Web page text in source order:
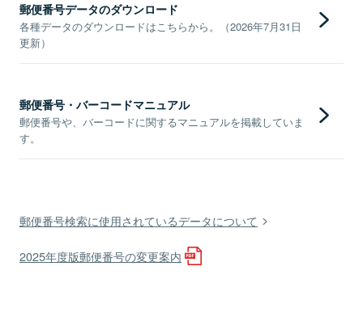
郵便番号データのダウンロード
各種データのダウンロードはこちらから。（2026年7月31日
更新）
郵便番号・バーコードマニュアル
郵便番号や、バーコードに関するマニュアルを掲載していま
す。
郵便番号検索に使用されているデータについて
2025年度版郵便番号の変更案内